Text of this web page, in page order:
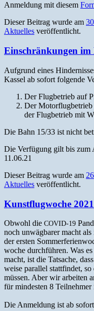
Anmel­dung mit diesem
Dieser Beitrag wurde am
Aktuelles veröffentlicht.
Einschränkungen im
Auf­grund eines
Kas­sel ab sofort fol­gende
Der Flug­be­trieb auf
Der Motor­flug­be­trieb
der Flug­be­trieb mit
Die Bahn 15/33 ist nicht
Die Ver­fü­gung gilt bis zum
11.06.21
Dieser Beitrag wurde am
Aktuelles veröffentlicht.
Kunstflugwoche 2021
Obwohl die COVID-19
noch unwäg­bar­er macht
der ersten
woche durch­führen. Was
macht, ist die Tat­sache,
weise par­al­lel stat­tfind­et, so
müssen. Aber wir arbeit­en
für min­desten 8 Teil­nehmer
Die Anmel­dung ist ab